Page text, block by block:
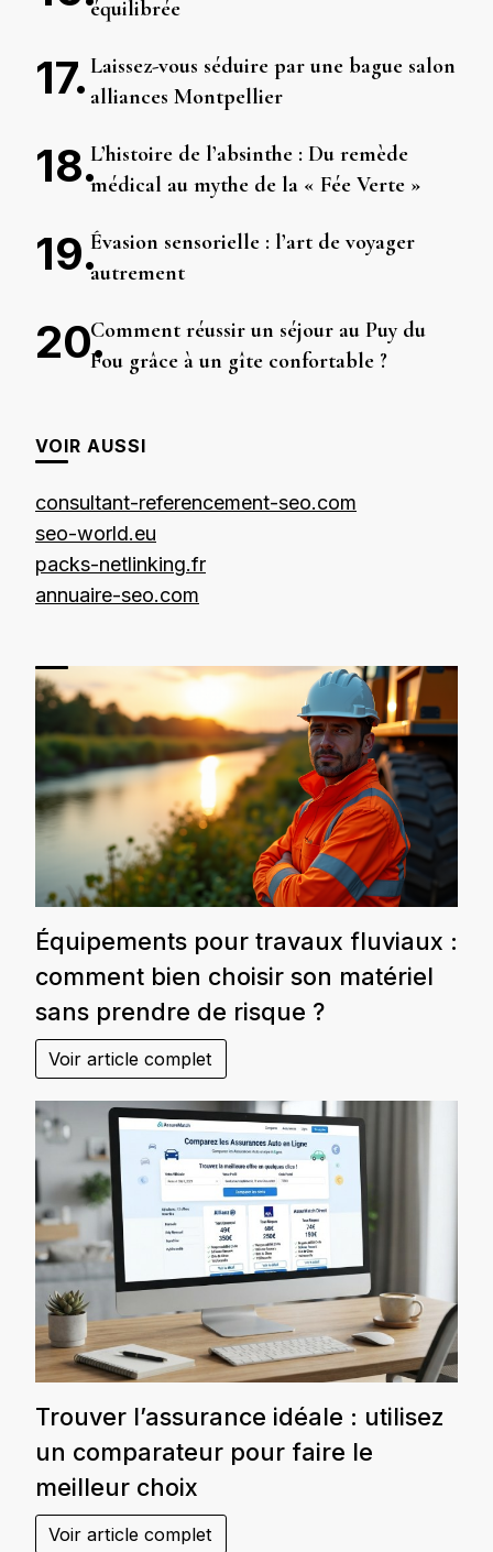
équilibrée
Laissez-vous séduire par une bague salon
alliances Montpellier
L’histoire de l’absinthe : Du remède
médical au mythe de la « Fée Verte »
Évasion sensorielle : l’art de voyager
autrement
Comment réussir un séjour au Puy du
Fou grâce à un gîte confortable ?
VOIR AUSSI
consultant-referencement-seo.com
seo-world.eu
packs-netlinking.fr
annuaire-seo.com
Équipements pour travaux fluviaux :
comment bien choisir son matériel
sans prendre de risque ?
Voir article complet
Trouver l’assurance idéale : utilisez
un comparateur pour faire le
meilleur choix
Voir article complet